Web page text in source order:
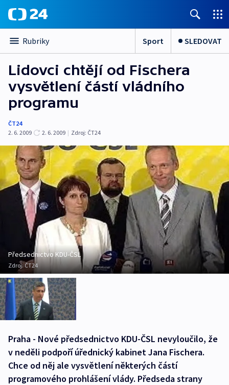
Rubriky Sport SLEDOVAT
Lidovci chtějí od Fischera
vysvětlení částí vládního
programu
ČT24
2. 6. 2009
2. 6. 2009 | Zdroj: ČT24
Předsednictvo KDU-ČSL
Zdroj:ČT24
Praha - Nové předsednictvo KDU-ČSL nevyloučilo, že
v neděli podpoří úřednický kabinet Jana Fischera.
Chce od něj ale vysvětlení některých částí
programového prohlášení vlády. Předseda strany